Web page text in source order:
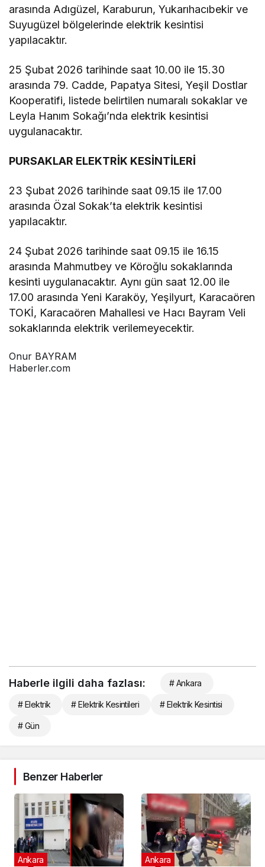
arasında Adıgüzel, Karaburun, Yukarıhacıbekir ve
Suyugüzel bölgelerinde elektrik kesintisi
yapılacaktır.
25 Şubat 2026 tarihinde saat 10.00 ile 15.30
arasında 79. Cadde, Papatya Sitesi, Yeşil Dostlar
Kooperatifi, listede belirtilen numaralı sokaklar ve
Leyla Hanım Sokağı’nda elektrik kesintisi
uygulanacaktır.
PURSAKLAR ELEKTRİK KESİNTİLERİ
23 Şubat 2026 tarihinde saat 09.15 ile 17.00
arasında Özal Sokak’ta elektrik kesintisi
yapılacaktır.
24 Şubat 2026 tarihinde saat 09.15 ile 16.15
arasında Mahmutbey ve Köroğlu sokaklarında
kesinti uygulanacaktır. Aynı gün saat 12.00 ile
17.00 arasında Yeni Karaköy, Yeşilyurt, Karacaören
TOKİ, Karacaören Mahallesi ve Hacı Bayram Veli
sokaklarında elektrik verilemeyecektir.
Onur BAYRAM
Haberler.com
Haberle ilgili daha fazlası: # Ankara
# Elektrik # Elektrik Kesintileri # Elektrik Kesintisi
# Gün
Benzer Haberler
Ankara Ankara